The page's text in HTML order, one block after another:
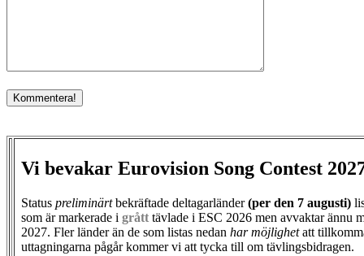
Vi bevakar Eurovision Song Contest
Status preliminärtbekräftade deltagarländer(per den 7 augusti)
som är markerade i grått tävlade i ESC 2026 men avvaktar ännu
2027. Fler länder än de som listas nedan har möjlighetatt
uttagningarna pågår kommer vi att tycka till om tävlingsbidragen.